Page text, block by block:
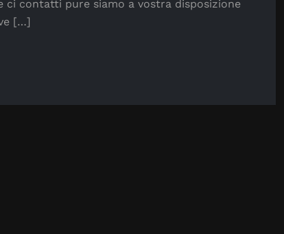
ci contatti pure siamo a vostra disposizione
[…]